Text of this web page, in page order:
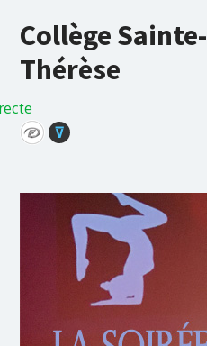
Collège Sainte-
Thérèse
⊽